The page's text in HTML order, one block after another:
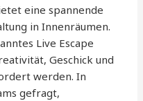
eine spannende
in Innenräumen.
Live Escape
Geschick und
werden. In
gefragt,